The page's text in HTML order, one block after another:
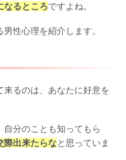
なるところですよね。
性心理を紹介します。
来るのは、あなたに好意を
分のことも知ってもら
際出来たらなと思っていま